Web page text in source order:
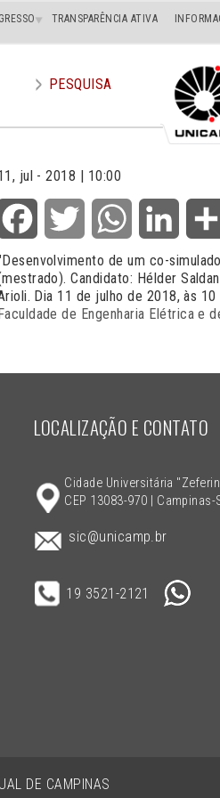
TRANSPARÊNCIA ATIVA
PESQUISA
jul - 2018 | 10:00
Facebook Twitter WhatsApp LinkedIn
de um co-
Candidato: Hélder
Dia 11 de julho de 2018, às 10
de Engenharia Elétrica e
DE CAMPINAS
LOCALIZAÇÃO E CONTATO
Cidade Universitária
CEP 13083-970 | Campinas-
sic@unicamp.br
19 3521-2121